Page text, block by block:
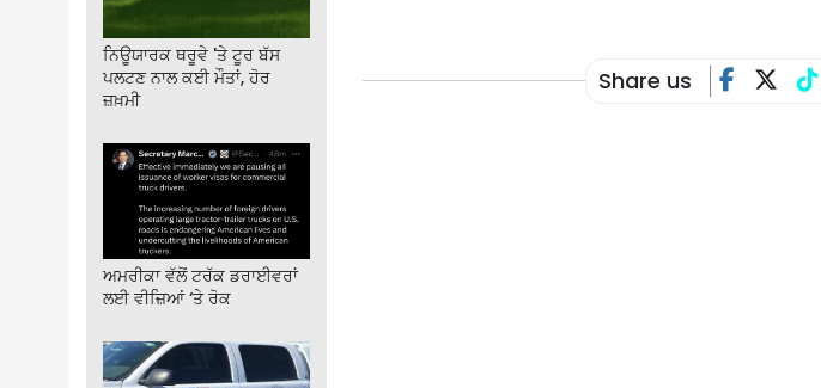
ਨਿਊਯਾਰਕ ਥਰੂਵੇ 'ਤੇ ਟੂਰ ਬੱਸ
ਪਲਟਣ ਨਾਲ ਕਈ ਮੌਤਾਂ, ਹੋਰ
ਜ਼ਖ਼ਮੀ
ਅਮਰੀਕਾ ਵੱਲੋਂ ਟਰੱਕ ਡਰਾਈਵਰਾਂ
ਲਈ ਵੀਜ਼ਿਆਂ ‘ਤੇ ਰੋਕ
Share us